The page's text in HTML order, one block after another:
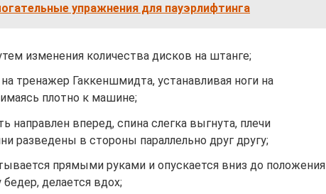
упражнения для пауэрлифтинга
изменения количества дисков на штанге;
тренажер Гаккеншмидта, устанавливая ноги на
плотно к машине;
направлен вперед, спина слегка выгнута, плечи
разведены в стороны параллельно друг другу;
прямыми руками и опускается вниз до положения
бедер, делается вдох;